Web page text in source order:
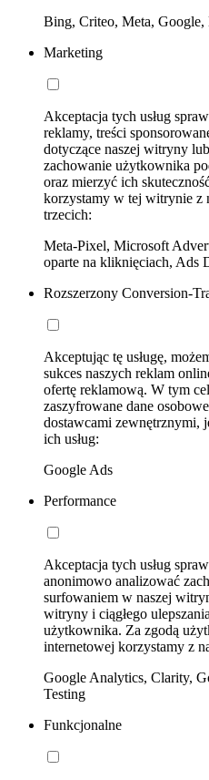
Bing, Criteo, Meta,
Marketing
Akceptacja tych usług
reklamy, treści
dotyczące naszej witryny
zachowanie użytkownika
oraz mierzyć ich
korzystamy w tej witrynie z
trzecich:
Meta-Pixel, Microsoft
oparte na kliknięciach, Ads
Rozszerzony Conversion-
Akceptując tę usługę,
sukces naszych reklam
ofertę reklamową. W tym
zaszyfrowane dane
dostawcami zewnętrznymi,
ich usług:
Google Ads
Performance
Akceptacja tych usług
anonimowo analizować
surfowaniem w naszej
witryny i ciągłego
użytkownika. Za zgodą
internetowej korzystamy z
Google Analytics, Clarity,
Testing
Funkcjonalne